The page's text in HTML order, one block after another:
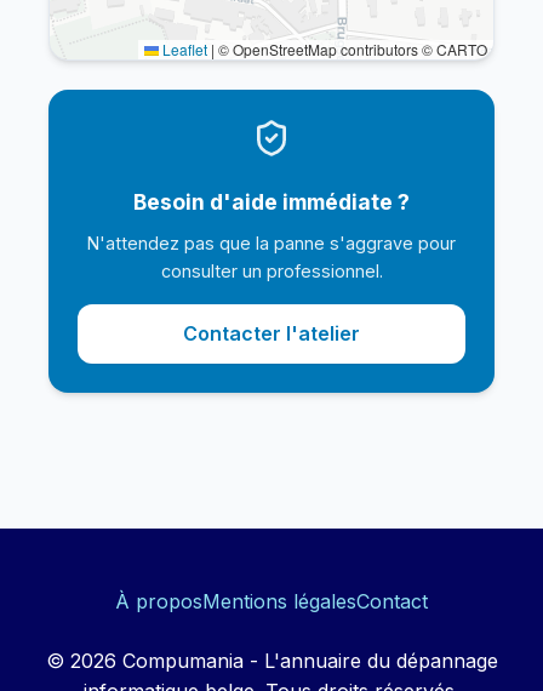
Leaflet | © OpenStreetMap contributors © CARTO
Besoin d'aide immédiate ?
N'attendez pas que la panne s'aggrave pour
consulter un professionnel.
Contacter l'atelier
À proposMentions légalesContact
© 2026 Compumania - L'annuaire du dépannage